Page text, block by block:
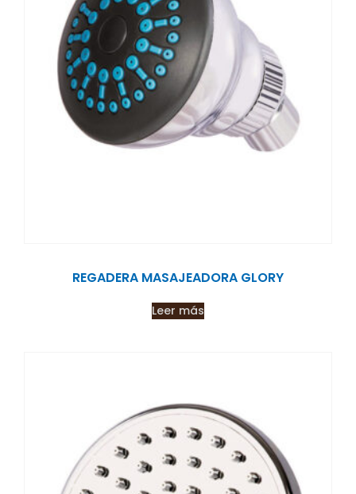
REGADERA MASAJEADORA GLORY
Leer más